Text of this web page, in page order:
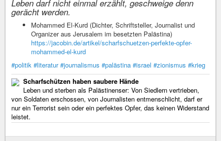
Leben darf nicht einmal erzählt, geschweige denn
gerächt werden.
Mohammed El-Kurd (Dichter, Schriftsteller, Journalist und
Organizer aus Jerusalem im besetzten Palästina)
https://jacobin.de/artikel/scharfschuetzen-perfekte-opfer-
mohammed-el-kurd
#politik #literatur #journalismus #palästina #israel #zionismus #krieg
Scharfschützen haben saubere Hände
Leben und sterben als Palästinenser: Von Siedlern vertrieben,
von Soldaten erschossen, von Journalisten entmenschlicht, darf er
nur ein Terrorist sein oder ein perfektes Opfer, das keinen Widerstand
leistet.